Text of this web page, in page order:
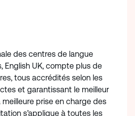
des centres de langue
English UK, compte plus de
tous accrédités selon les
et garantissant le meilleur
prise en charge des
s’applique à toutes les